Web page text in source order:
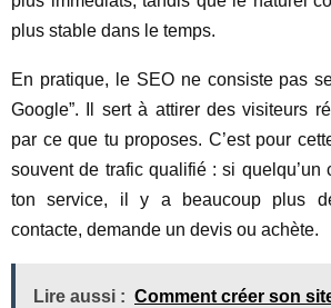
plus stable dans le temps.
En pratique, le SEO ne consiste pas
Google”. Il sert à attirer des visiteurs
par ce que tu proposes. C’est pour
souvent de trafic qualifié : si quelqu’un
ton service, il y a beaucoup plus
contacte, demande un devis ou achète.
Lire aussi : Comment créer son